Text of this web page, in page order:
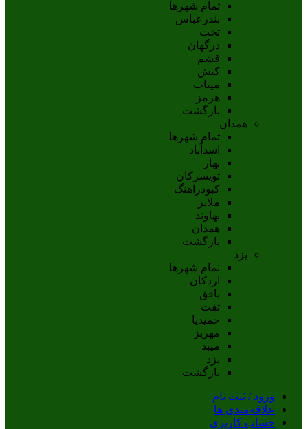
تمام شهر‌ها
بندرعباس
تخت
درگهان
قشم
کيش
ميناب
هرمز
بازگشت
همدان
تمام شهر‌ها
اسدآباد
بهار
تويسرکان
کبودراهنگ
ملاير
نهاوند
همدان
بازگشت
یزد
تمام شهر‌ها
اردکان
بافق
تفت
حميديا
مهریز
ميبد
يزد
بازگشت
ورود / ثبت نام
علاقه‌مندی ها
حساب کاربری